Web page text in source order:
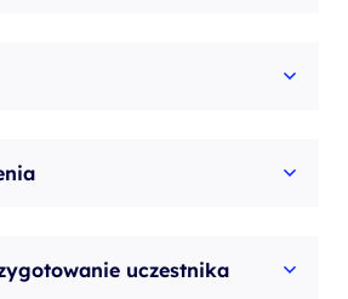
uczestnika